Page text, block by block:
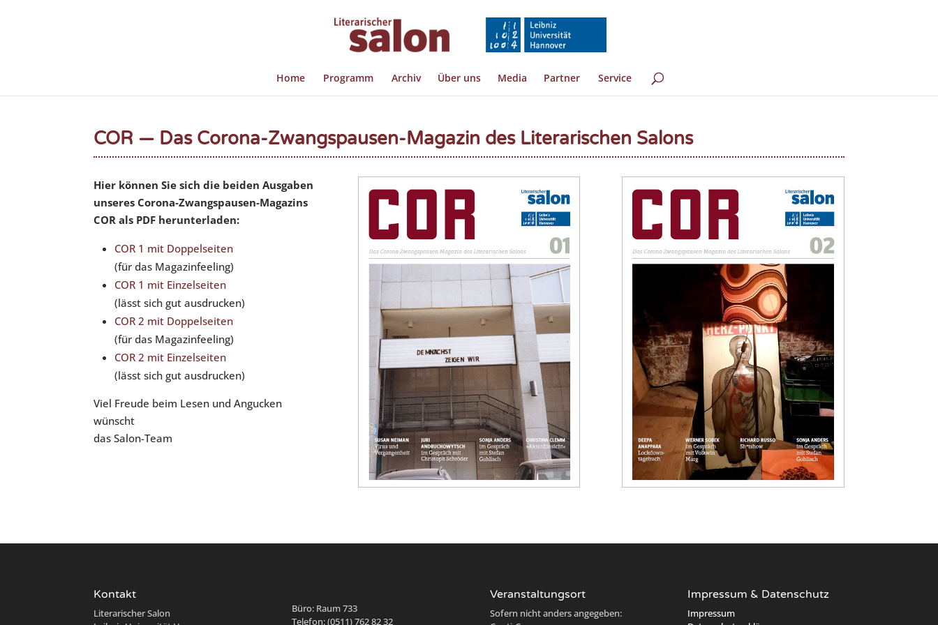
Home Programm Archiv Über uns Media Partner Service
COR — Das Corona-Zwangspausen-Magazin des Literarischen Salons
Hier können Sie sich die beiden Ausgaben
unseres Corona-Zwangspausen-Magazins
COR als PDF herunterladen:
COR 1 mit Doppelseiten
(für das Magazinfeeling)
COR 1 mit Einzelseiten
(lässt sich gut ausdrucken)
COR 2 mit Doppelseiten
(für das Magazinfeeling)
COR 2 mit Einzelseiten
(lässt sich gut ausdrucken)
​Viel Freude beim Lesen und Angucken
wünscht
das Salon-Team
Kontakt
Literarischer Salon
Büro: Raum 733
Telefon: (0511) 762 82 32
Veranstaltungsort
Sofern nicht anders angegeben:
Impressum & Datenschutz
Impressum